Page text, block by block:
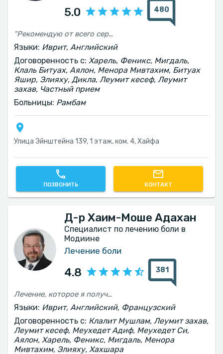
5.0 480
"Рекомендую от всего сердца! Я прошла операцию по подтяжке век у доктора Нира Зайдера, и этот опыт был просто превосходным. Помимо безупречного профессионализма, на протяжении всего пути я получала тёплое, терпеливое и заботливое отношение. Я чувствовала себя в самых надёжных и умелых руках. Большое спасибо!"
Языки: Иврит, Английский
Договоренность с: Харель, Феникс, Мигдаль,
Клаль Битуах, Аялон, Менора Мивтахим, Битуах
Яшир, Элияху, Дикла, Леумит кесеф, Леумит
захав, Частный прием
Больницы: Рамбам
Улица Эйнштейна 139, 1 этаж, ком. 4, Хайфа
ПОЗВОНИТЬ КОНТАКТ
Д-р Хаим-Моше Адахан
Специалист по лечению боли в
Модиине
Лечение боли
4.8 381
Лечение, которое я получил от доктора Хаима, я рекомендую каждому, кто испытывает невыносимые боли. Сегодня я чувствую себя очень хорошо и свободен делать всё. Большое спасибо за лечение и за отношение всей команды.
Языки: Иврит, Английский, Французский
Договоренность с: Клалит Мушлам, Леумит захав,
Леумит кесеф, Меухедет Адиф, Меухедет Си,
Аялон, Харель, Феникс, Мигдаль, Менора
Мивтахим, Элияху, Хахшара